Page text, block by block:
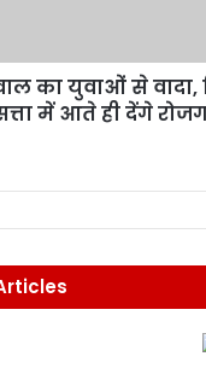
का युवाओं से वादा,
में आते ही देंगे